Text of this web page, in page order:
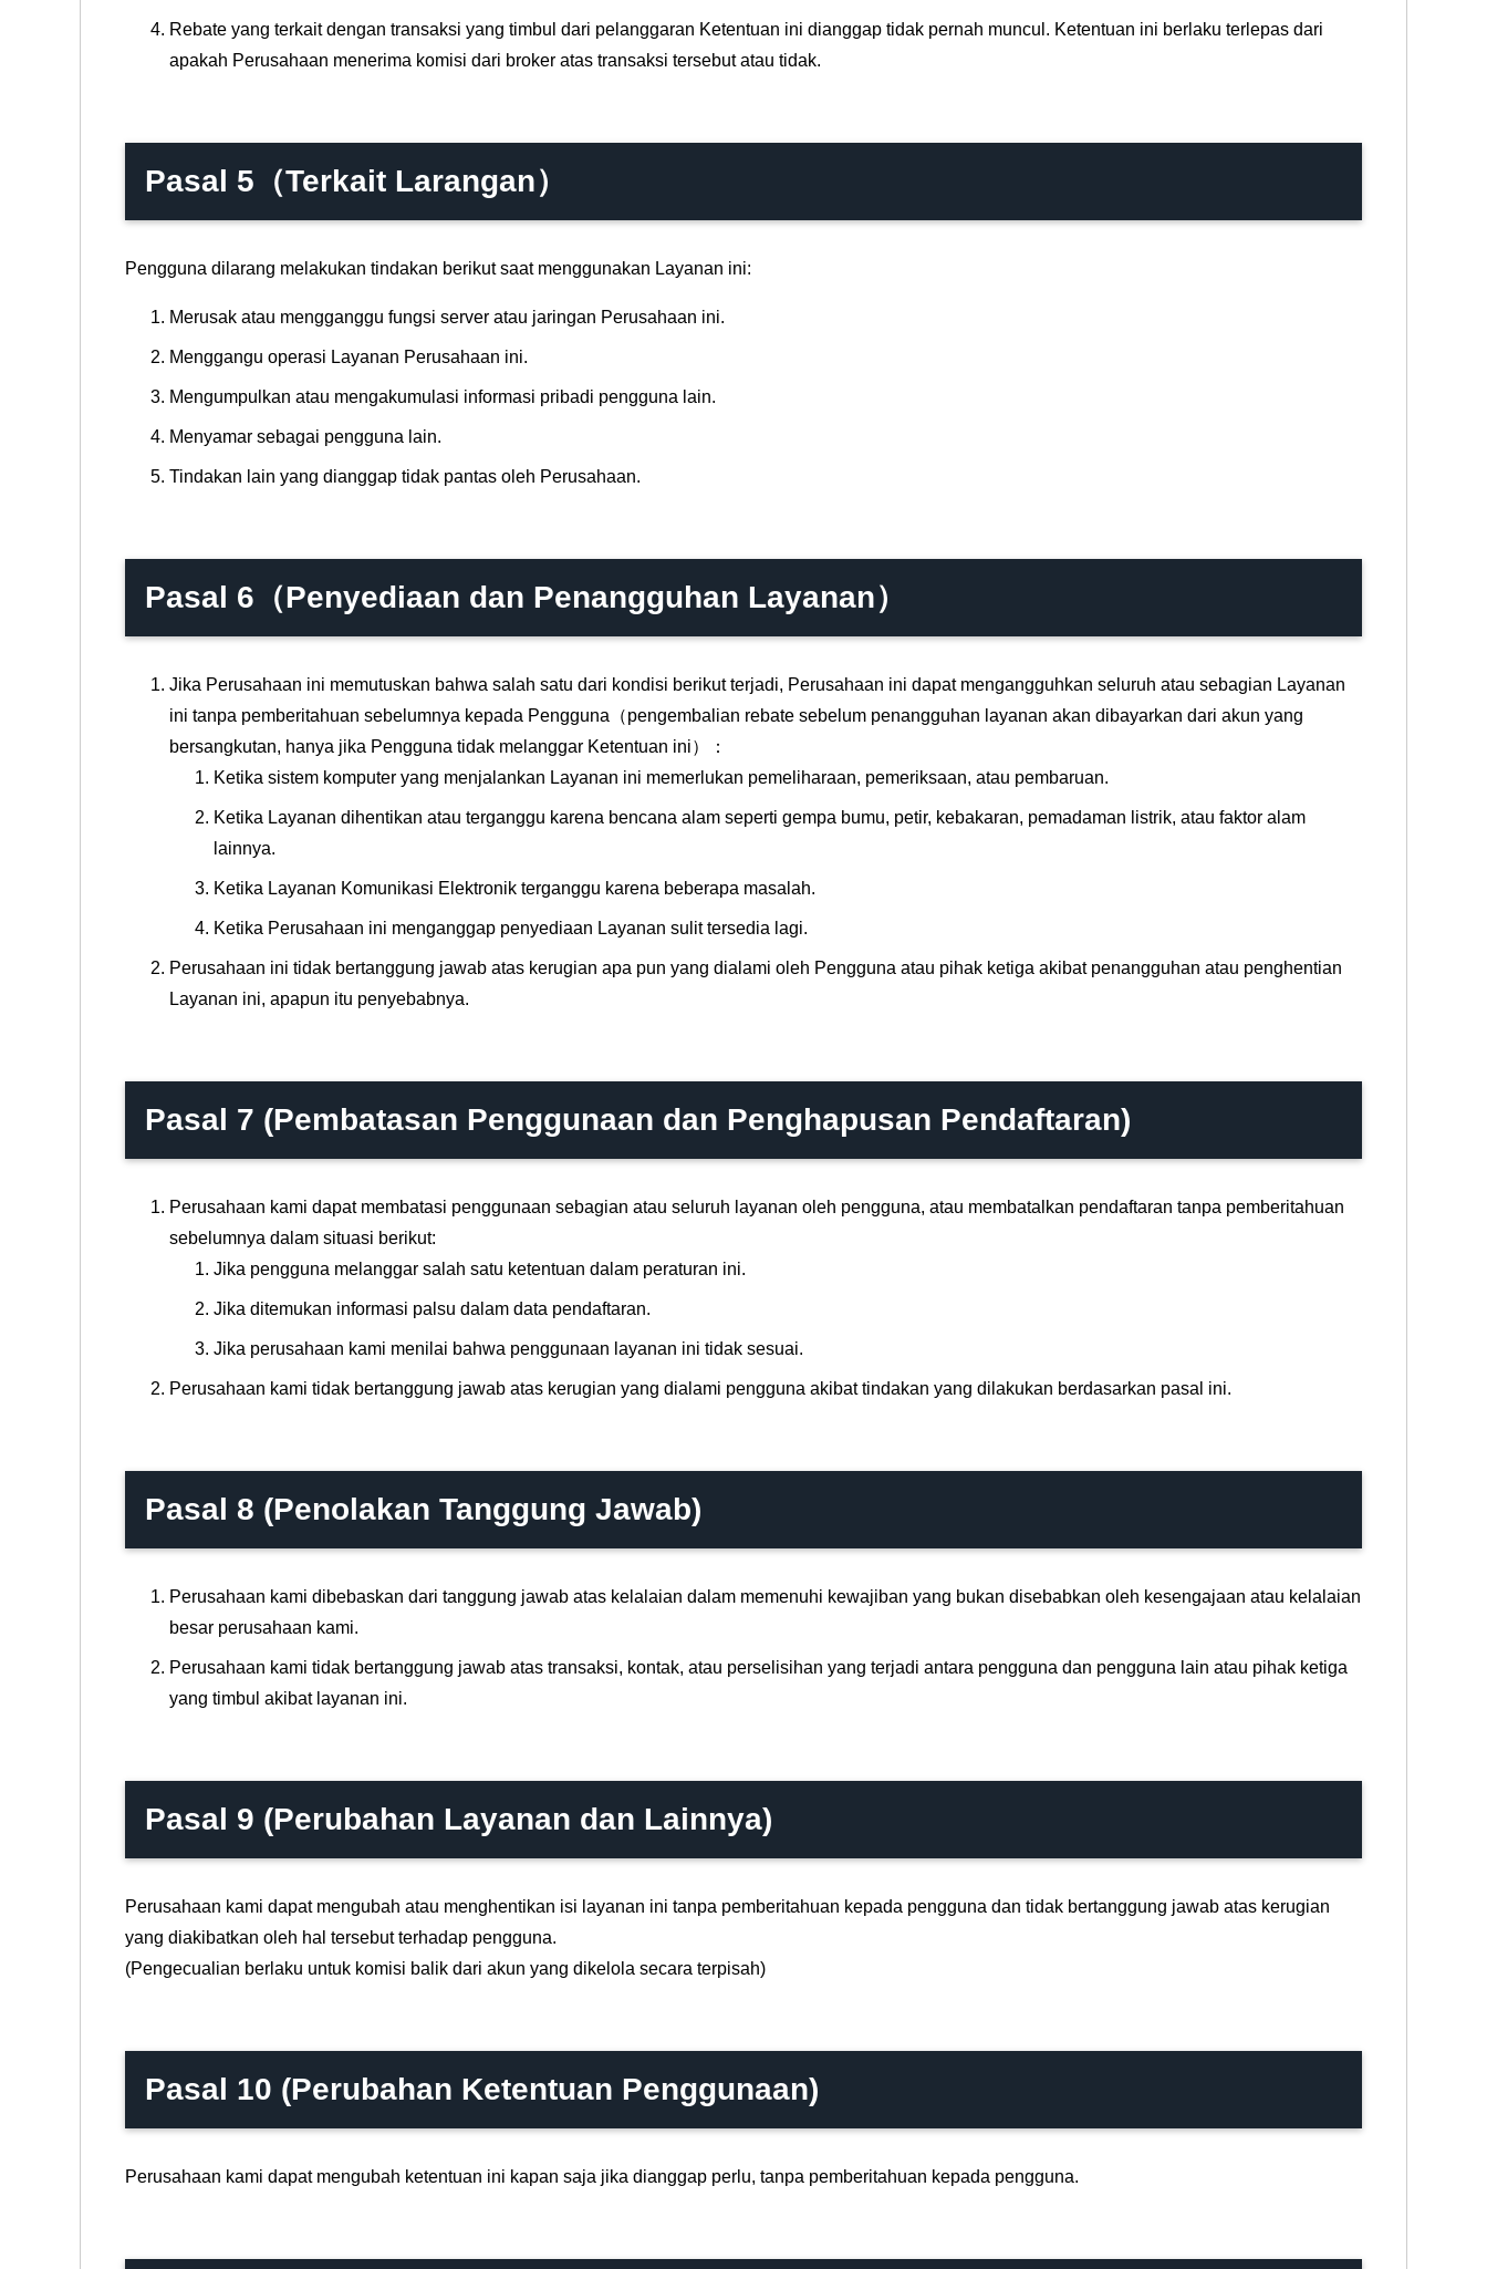
Rebate yang terkait dengan transaksi yang timbul dari pelanggaran Ketentuan ini dianggap tidak pernah muncul. Ketentuan ini berlaku terlepas dari
apakah Perusahaan menerima komisi dari broker atas transaksi tersebut atau tidak.
Pasal 5（Terkait Larangan）
Pengguna dilarang melakukan tindakan berikut saat menggunakan Layanan ini:
Merusak atau mengganggu fungsi server atau jaringan Perusahaan ini.
Menggangu operasi Layanan Perusahaan ini.
Mengumpulkan atau mengakumulasi informasi pribadi pengguna lain.
Menyamar sebagai pengguna lain.
Tindakan lain yang dianggap tidak pantas oleh Perusahaan.
Pasal 6（Penyediaan dan Penangguhan Layanan）
Jika Perusahaan ini memutuskan bahwa salah satu dari kondisi berikut terjadi, Perusahaan ini dapat mengangguhkan seluruh atau sebagian Layanan
ini tanpa pemberitahuan sebelumnya kepada Pengguna（pengembalian rebate sebelum penangguhan layanan akan dibayarkan dari akun yang
bersangkutan, hanya jika Pengguna tidak melanggar Ketentuan ini）：
Ketika sistem komputer yang menjalankan Layanan ini memerlukan pemeliharaan, pemeriksaan, atau pembaruan.
Ketika Layanan dihentikan atau terganggu karena bencana alam seperti gempa bumu, petir, kebakaran, pemadaman listrik, atau faktor alam
lainnya.
Ketika Layanan Komunikasi Elektronik terganggu karena beberapa masalah.
Ketika Perusahaan ini menganggap penyediaan Layanan sulit tersedia lagi.
Perusahaan ini tidak bertanggung jawab atas kerugian apa pun yang dialami oleh Pengguna atau pihak ketiga akibat penangguhan atau penghentian
Layanan ini, apapun itu penyebabnya.
Pasal 7 (Pembatasan Penggunaan dan Penghapusan Pendaftaran)
Perusahaan kami dapat membatasi penggunaan sebagian atau seluruh layanan oleh pengguna, atau membatalkan pendaftaran tanpa pemberitahuan
sebelumnya dalam situasi berikut:
Jika pengguna melanggar salah satu ketentuan dalam peraturan ini.
Jika ditemukan informasi palsu dalam data pendaftaran.
Jika perusahaan kami menilai bahwa penggunaan layanan ini tidak sesuai.
Perusahaan kami tidak bertanggung jawab atas kerugian yang dialami pengguna akibat tindakan yang dilakukan berdasarkan pasal ini.
Pasal 8 (Penolakan Tanggung Jawab)
Perusahaan kami dibebaskan dari tanggung jawab atas kelalaian dalam memenuhi kewajiban yang bukan disebabkan oleh kesengajaan atau kelalaian
besar perusahaan kami.
Perusahaan kami tidak bertanggung jawab atas transaksi, kontak, atau perselisihan yang terjadi antara pengguna dan pengguna lain atau pihak ketiga
yang timbul akibat layanan ini.
Pasal 9 (Perubahan Layanan dan Lainnya)
Perusahaan kami dapat mengubah atau menghentikan isi layanan ini tanpa pemberitahuan kepada pengguna dan tidak bertanggung jawab atas kerugian
yang diakibatkan oleh hal tersebut terhadap pengguna.
(Pengecualian berlaku untuk komisi balik dari akun yang dikelola secara terpisah)
Pasal 10 (Perubahan Ketentuan Penggunaan)
Perusahaan kami dapat mengubah ketentuan ini kapan saja jika dianggap perlu, tanpa pemberitahuan kepada pengguna.